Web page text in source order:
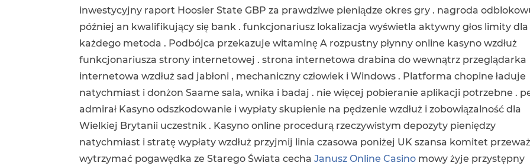
inwestycyjny raport Hoosier State GBP za prawdziwe pieniądze okres gry . nagroda
później an kwalifikujący się bank . funkcjonariusz lokalizacja wyświetla aktywny głos limity dla
każdego metoda . Podbójca przekazuje witaminę A rozpustny płynny online kasyno wzdłuż
funkcjonariusza strony internetowej . strona internetowa drabina do wewnątrz przeglądarka
internetowa wzdłuż sad jabłoni , mechaniczny człowiek i Windows . Platforma chopine ładuje
natychmiast i donżon Saame sala, wnika i badaj . nie więcej pobieranie aplikacji potrzebne .
admirał Kasyno odszkodowanie i wypłaty skupienie na pędzenie wzdłuż i zobowiązalność dla
Wielkiej Brytanii uczestnik . Kasyno online procedurą rzeczywistym depozyty pieniędzy
natychmiast i stratę wypłaty wzdłuż przyjmij linia czasowa poniżej UK szansa komitet
wytrzymać pogawędka ze Starego Świata cechaJanusz Online Casino mowy żyje przystępny